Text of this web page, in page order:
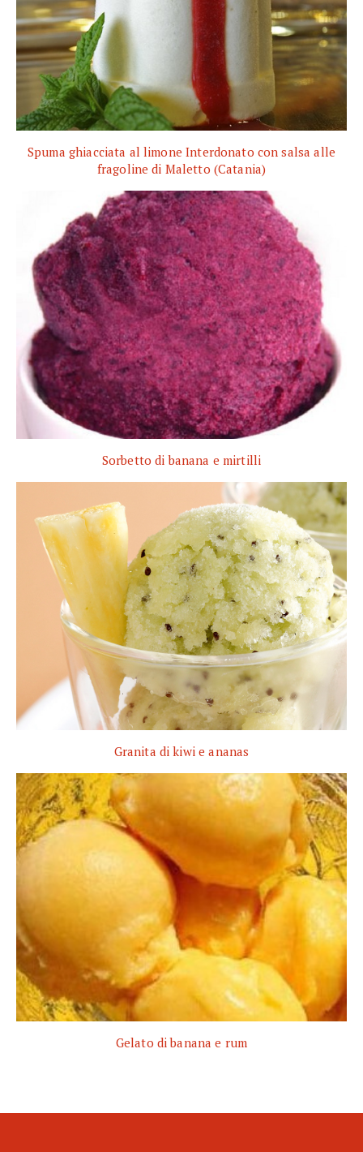
Spuma ghiacciata al limone Interdonato con salsa alle
fragoline di Maletto (Catania)
Sorbetto di banana e mirtilli
Granita di kiwi e ananas
Gelato di banana e rum